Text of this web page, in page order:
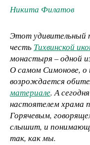
Никита Филатов
Этот удивительный
честь Тихвинской
монастыря – одной
О самом Симонове, о
возрождается
материале. А
настоятелемхрама
Горячевым,
слышит, и
так, как мы.